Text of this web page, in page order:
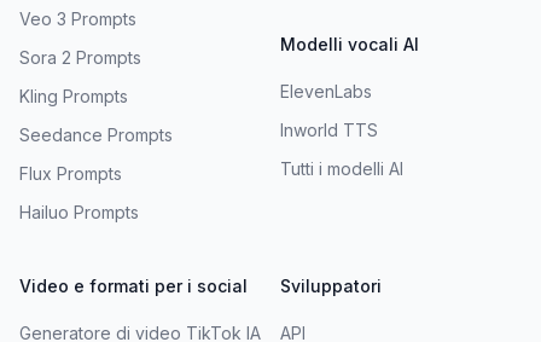
Veo 3 Prompts
Sora 2 Prompts
Kling Prompts
Seedance Prompts
Flux Prompts
Hailuo Prompts
Modelli vocali AI
ElevenLabs
Inworld TTS
Tutti i modelli AI
Video e formati per i social
Generatore di video TikTok IA
Sviluppatori
API